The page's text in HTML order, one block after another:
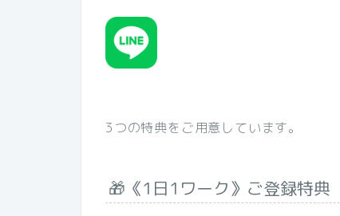
3つの特典をご用意しています。
🎁《1日1ワーク》ご登録特典